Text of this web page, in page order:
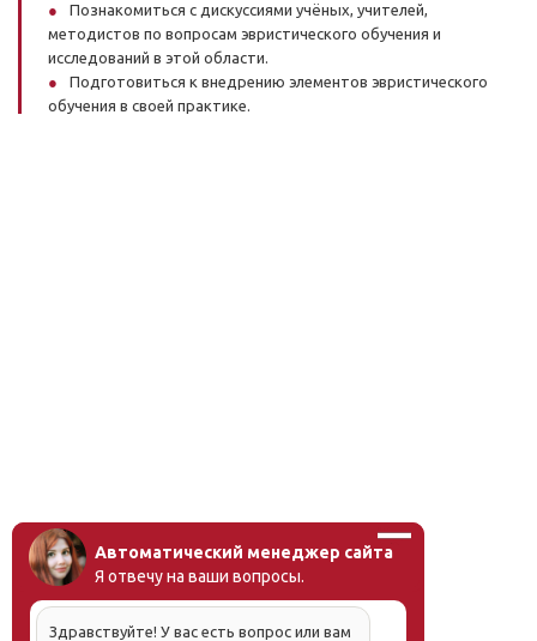
Познакомиться с дискуссиями учёных, учителей,
методистов по вопросам эвристического обучения и
исследований в этой области.
Подготовиться к внедрению элементов эвристического
обучения в своей практике.
Автоматический менеджер сайта
Я отвечу на ваши вопросы.
Здравствуйте! У вас есть вопрос или вам